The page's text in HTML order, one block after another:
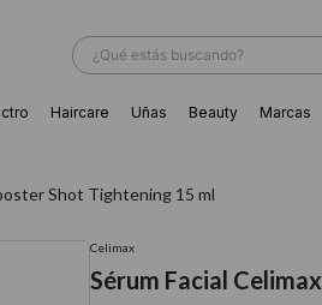
¿Qué estás buscando?
Haircare Uñas Beauty Marcas
Shot Tightening 15 ml
Celimax
Sérum Facial